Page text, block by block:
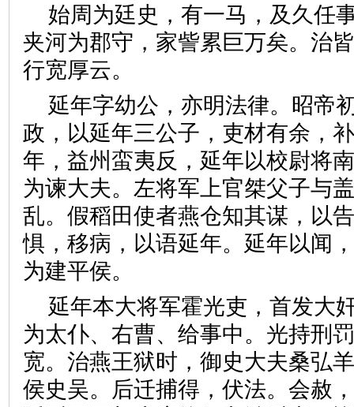
始周为廷史，有一马，及久任
夹河为郡守，家訾累巨万矣。治
行宽厚云。
延年字幼公，亦明法律。昭帝
政，以延年三公子，吏材有余，
年，益州蛮夷反，延年以校尉将
为谏大夫。左将军上官桀父子与
乱。假稻田使者燕仓知其谋，以
惧，移病，以语延年。延年以闻
为建平侯。
延年本大将军霍光吏，首发大
为太仆、右曹、给事中。光持刑
宽。治燕王狱时，御史大夫桑弘
侯史吴。后迁捕得，伏法。会赦